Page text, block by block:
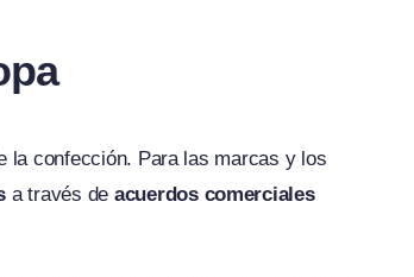
la confección. Para las marcas y los
a través de acuerdos comerciales